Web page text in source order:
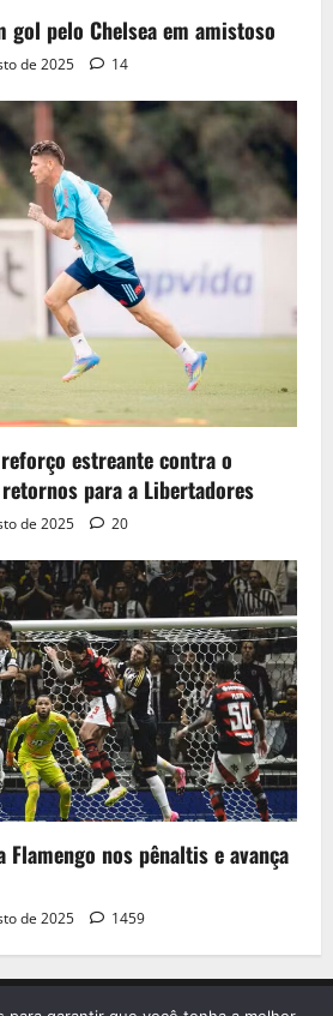
gol pelo Chelsea em amistoso
de 2025 14
estreante contra o
para a Libertadores
de 2025 20
nos pênaltis e avança
de 2025 1459
Sobre nós Termo de Uso